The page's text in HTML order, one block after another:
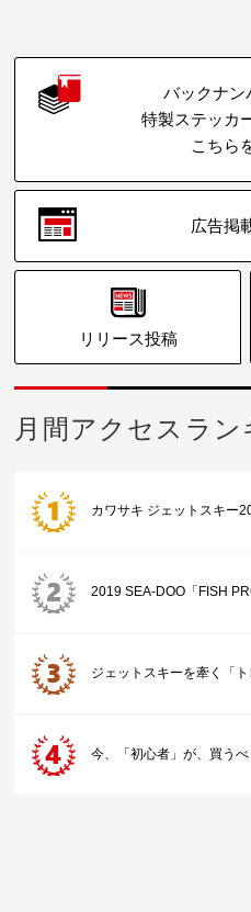
バックナン
特製ステッカ
こちら
広告掲
リリース投稿
月間アクセスラン
カワサキ ジェットスキー
2019 SEA-DOO「FISH
ジェットスキーを牽く「
今、「初心者」が、買う